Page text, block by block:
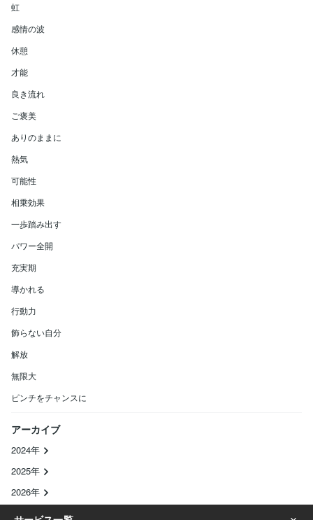
虹
感情の波
休憩
才能
良き流れ
ご褒美
ありのままに
熱気
可能性
相乗効果
一歩踏み出す
パワー全開
充実期
導かれる
行動力
飾らない自分
解放
無限大
ピンチをチャンスに
アーカイブ
2024年
2025年
2026年